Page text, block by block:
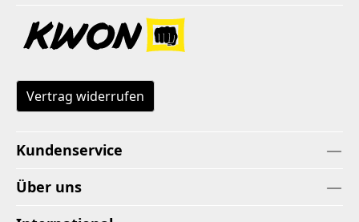
Vertrag widerrufen
Kundenservice
Über uns